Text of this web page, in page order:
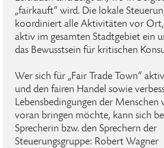
„fairkauft“ wird. Die lokale
koordiniert alle Aktivitäten vor
aktiv im gesamten Stadtgebiet ein
das Bewusstsein für kritischen
Wer sich für „Fair Trade Town“
und den fairen Handel sowie
Lebensbedingungen der Menschen
voran bringen möchte, kann sich
Sprecherin bzw. den Sprechern der
Steuerungsgruppe: Robert Wagner